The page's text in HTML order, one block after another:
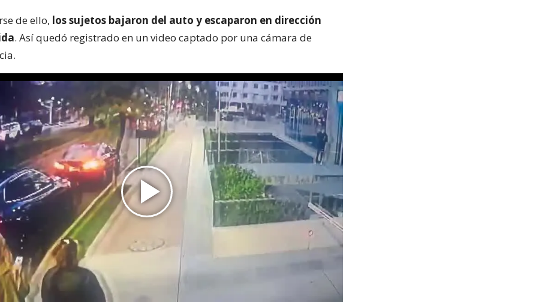
de ello, los sujetos bajaron del auto y escaparon en dirección
. Así quedó registrado en un video captado por una cámara de